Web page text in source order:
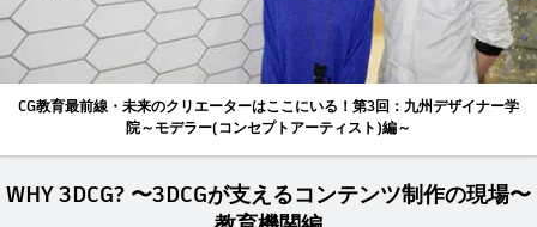
CG教育最前線・未来のクリエーターはここにいる！第3回：九州デザイナー学
院～モデラー(コンセプトアーティスト)編～
WHY 3DCG? 〜3DCGが支えるコンテンツ制作の現場〜